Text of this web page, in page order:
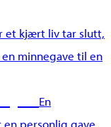
et kjært liv tar slutt,
minnegave til en
En
personlig gave